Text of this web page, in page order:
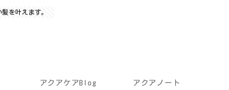
を叶えます。
アクアケアBlog アクアノート